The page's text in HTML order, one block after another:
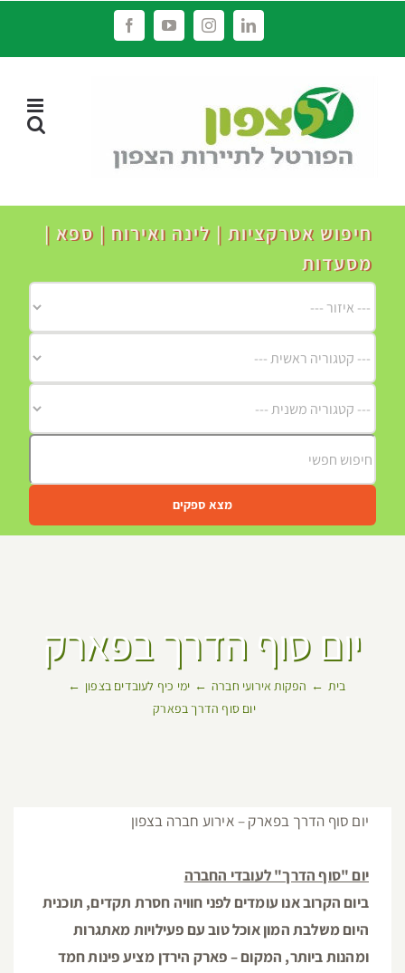
LinkedIn
Instagram
YouTube
Facebook
חיפוש אטרקציות | לינה ואירוח | ספא |
מסעדות
מצא ספקים
יום סוף הדרך בפארק
בית הפקות אירועי חברה
ימי כיף לעובדים בצפון
יום סוף הדרך בפארק
יום סוף הדרך בפארק – אירוע חברה בצפון
יום "סוף הדרך" לעובדי החברה
ביום הקרוב אנו עומדים לפני חוויה חסרת תקדים, תוכנית
היום משלבת המון אוכל טוב עם פעילויות מאתגרות
ומהנות ביותר, המקום – פארק הירדן מציע פינות חמד